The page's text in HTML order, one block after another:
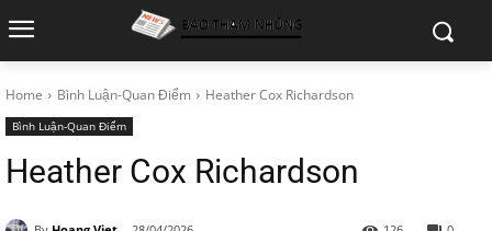
Home Bình Luận-Quan Điểm Heather Cox Richardson
Bình Luận-Quan Điểm
Heather Cox Richardson